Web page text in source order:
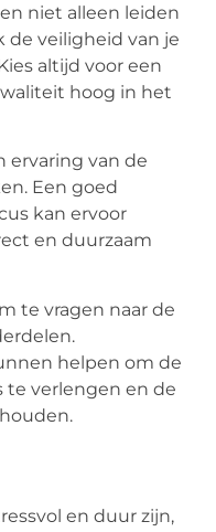
niet alleen leiden
de veiligheid van je
altijd voor een
hoog in het
ervaring van de
Een goed
kan ervoor
en duurzaam
te vragen naar de
helpen om de
te verlengen en de
en duur zijn,